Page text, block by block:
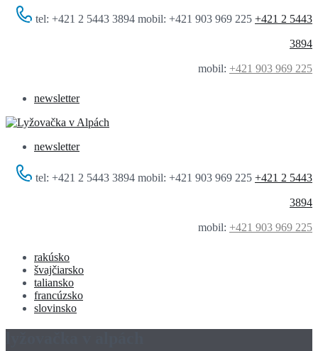
tel: +421 2 5443 3894 mobil: +421 903 969 225 +421 2 5443
3894
mobil: +421 903 969 225
newsletter
newsletter
tel: +421 2 5443 3894 mobil: +421 903 969 225 +421 2 5443
3894
mobil: +421 903 969 225
rakúsko
švajčiarsko
taliansko
francúzsko
slovinsko